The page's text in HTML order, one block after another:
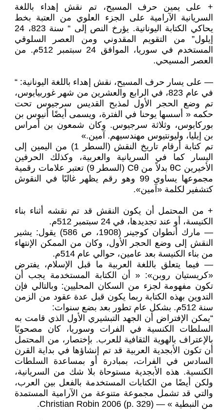
+ على يمين حرف المسيح، تم نقش إهداء باللغة
السريانية الآرامية على الجزء العلوي من العتبة بخط
يحاكي الكتابة اليونانية. يؤرخ النص إلى “ سنة 823، 24
إيلول” من التقويم المقدوني ومن العصر السلوقي
المستخدم في سوريا، الموافق 24 سبتمبر 512م. من
العصر المسيحي.
— على يسار حرف المسيح، نقش إهداء باللغة اليونانية: “
في عام 823، في الرابع والعشرين من شهر غوربيايوس،
تم وضع الحجر الأول لمذبح القديس سرجيوس تحت
حكمه « أسسها يوحنا في الفترة، ويسمى أيضًا أنيوس بن
بوركايوس، وثلاثة سرجيوس. وكان شمعون بن أمراس
بن إيليا، وليونتيوس مهندسيهم. آمين.»
تم كتابة أرقام تاريخ النقش (السطر 1) من اليمين إلى
اليسار كما في السريانية والعربية، وكذلك الحرفين
الأخيرين θC بدلاً من Cθ (السطر 9) تعتبر علامات رقمية
مجموعها يساوي 99 وهو رقم يظهر غالبًا في النقوش
كتشفير لكلمة «آمين».
+ من المحتمل أن يكون النقش قد تم نقشه أثناء بناء
الكنيسة، أو عند تجديدها، في 24 سبتمبر 512م.
— مارك أنطوان كوجينر (1908، ص 586) يقول: يشير
النقش إلى وضع الحجر الأول، وكان من الممكن الإنتهاء
من بناء الكنيسة بعد عامين، حوالي عام 514م.
— فيما يتعلق باللغة العربية ما قبل الإسلام، يفترض
«كريستيان روبن»: « أن الكتابة المستخدمة يجب أن
تكون مفهومة لجزء من السكان المحليين: وبالتالي فإن
التدوين بهذه الكتابة ربما يكون قبل عدة عقود من الزمن
سنة 512م. بشكل عام تطور بعد بضع سنوات:
“يمكن الإفتراض أن الجهد التبشيري الأول الذي قامت به
السلطات الكنسية في الفرات وسوريا، كان مصحوبًا
بالإعتراف بالهوية الثقافية للعرب. بإختصار، من المحتمل
أن تكون الأبجدية العربية قد تم إنشاؤها في بداية القرن
السادس في الفرات، بمبادرة أو بمساعدة السلطات
الكنسية. هذه الأبجدية مستوحاة بلا شك من السريانية،
ولكن أيضًا من الكتابات المستخدمة بالفعل بين العرب،
والتي قد تشمل مجموعة متنوعة من الآرامية المستمدة
من النبطية » — Christian Robin 2006 (p. 329).